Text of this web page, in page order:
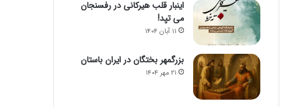
اینبار قلب هیرکانی در رفسنجان
می تپد!
۱۱ آبان ۱۴۰۴
بزرگمهر بختگان در ایران باستان
۲۱ مهر ۱۴۰۴